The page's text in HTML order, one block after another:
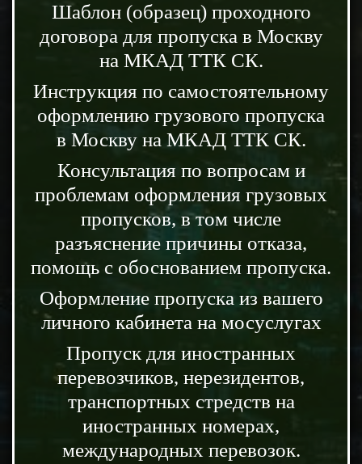
Шаблон (образец) проходного
договора для пропуска в Москву
на МКАД ТТК СК.
Инструкция по самостоятельному
оформлению грузового пропуска
в Москву на МКАД ТТК СК.
Консультация по вопросам и
проблемам оформления грузовых
пропусков, в том числе
разъяснение причины отказа,
помощь с обоснованием пропуска.
Оформление пропуска из вашего
личного кабинета на мосуслугах
Пропуск для иностранных
перевозчиков, нерезидентов,
транспортных стредств на
иностранных номерах,
международных перевозок.